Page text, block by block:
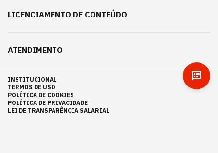
LICENCIAMENTO DE CONTEÚDO
ATENDIMENTO
INSTITUCIONAL
TERMOS DE USO
POLÍTICA DE COOKIES
POLÍTICA DE PRIVACIDADE
LEI DE TRANSPARÊNCIA SALARIAL